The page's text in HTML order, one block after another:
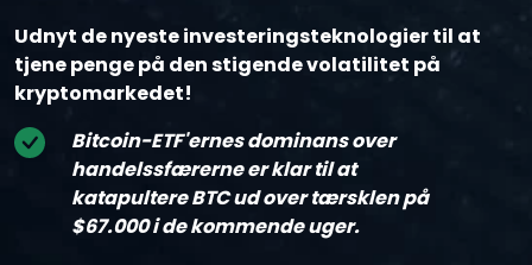
Udnyt de nyeste investeringsteknologier til at
tjene penge på den stigende volatilitet på
kryptomarkedet!
Bitcoin-ETF'ernes dominans over
handelssfærerne er klar til at
katapultere BTC ud over tærsklen på
$67.000 i de kommende uger.